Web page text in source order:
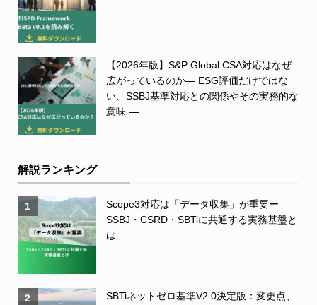
【2026年版】S&P Global CSA対応はなぜ
広がっているのか― ESG評価だけではな
い、SSBJ基準対応との関係やその実務的な
意味 ―
解説ランキング
1
Scope3対応は「データ収集」が重要ー
SSBJ・CSRD・SBTiに共通する実務基盤と
は
2
SBTiネットゼロ基準V2.0決定版：変更点、